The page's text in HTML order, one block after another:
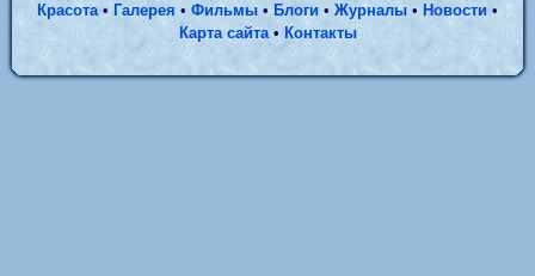
Красота•Галерея • Фильмы•Блоги • Журналы • Новости •
Карта сайта•Контакты